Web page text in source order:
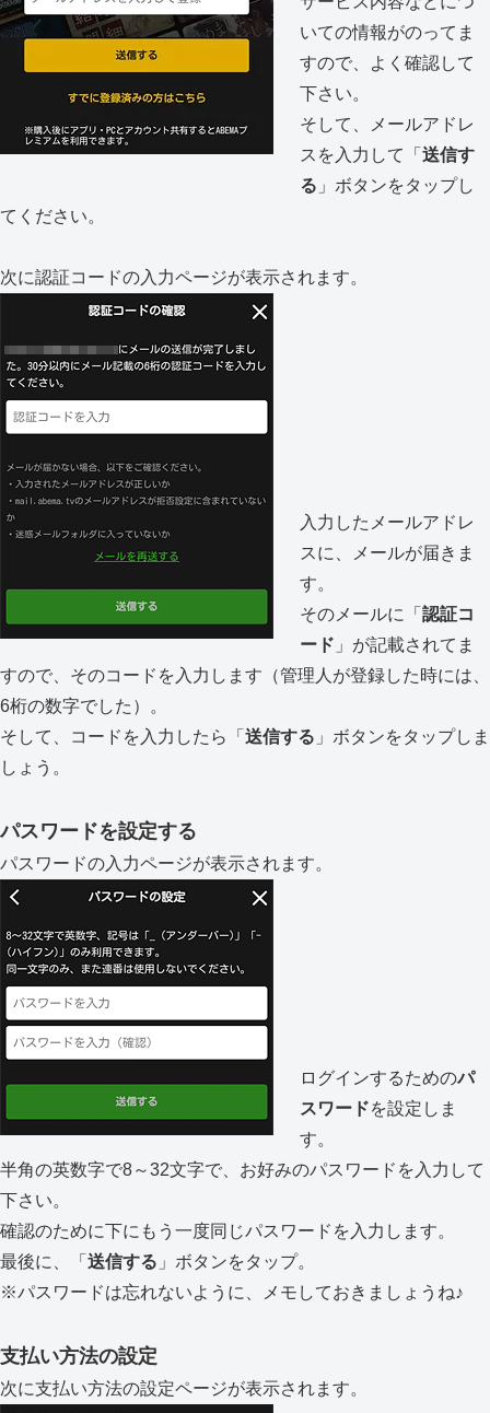
いての情報がのってま
すので、よく確認して
下さい。
そして、メールアドレ
スを入力して「 送信す
る 」ボタンをタップし
てください。
次に認証コードの入力ページが表示されます。
入力したメールアドレ
スに、メールが届きま
す。
そのメールに「 認証コ
ード 」が記載されてま
すので、そのコードを入力します（管理人が登録した時には、
6桁の数字でした）。
そして、コードを入力したら「 送信する 」ボタンをタップしま
しょう。
パスワードを設定する
パスワードの入力ページが表示されます。
ログインするためのパ
スワードを設定しま
す。
半角の英数字で8～32文字で、お好みのパスワードを入力して
下さい。
確認のために下にもう一度同じパスワードを入力します。
最後に、「 送信する 」ボタンをタップ。
※パスワードは忘れないように、メモしておきましょうね♪
支払い方法の設定
次に支払い方法の設定ページが表示されます。